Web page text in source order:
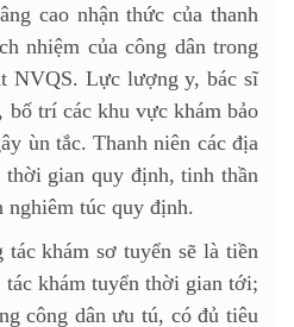
cao nhận thức của thanh
nhiệm của công dân trong
NVQS. Lực lượng y, bác sĩ
bố trí các khu vực khám bảo
ùn tắc. Thanh niên các địa
gian quy định, tinh thần
nghiêm túc quy định.
khám sơ tuyển sẽ là tiền
tác khám tuyển thời gian tới;
công dân ưu tú, có đủ tiêu